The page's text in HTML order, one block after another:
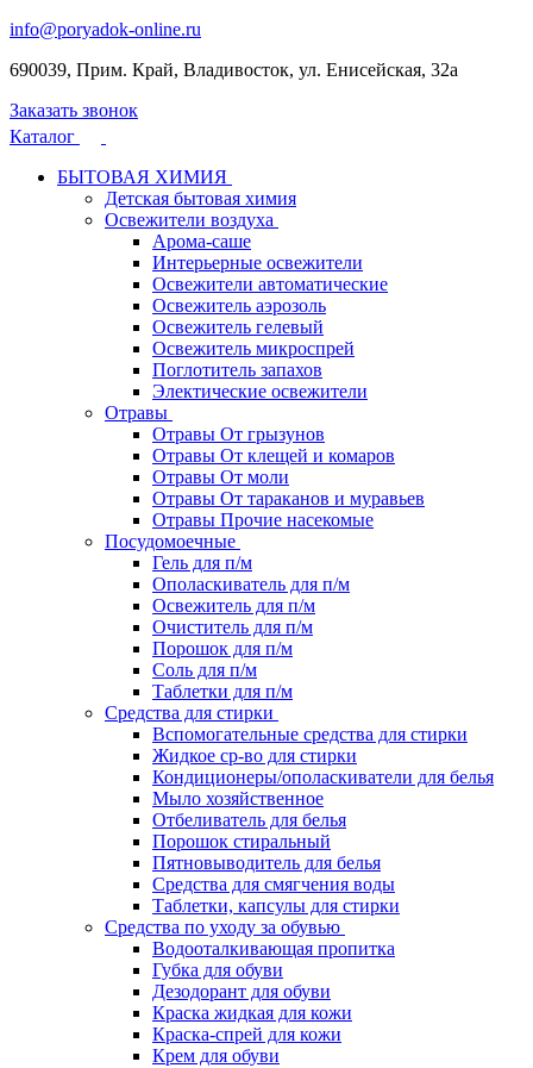
info@poryadok-online.ru
690039, Прим. Край, Владивосток, ул. Енисейская, 32а
Заказать звонок
Каталог
БЫТОВАЯ ХИМИЯ
Детская бытовая химия
Освежители воздуха
Арома-саше
Интерьерные освежители
Освежители автоматические
Освежитель аэрозоль
Освежитель гелевый
Освежитель микроспрей
Поглотитель запахов
Электические освежители
Отравы
Отравы От грызунов
Отравы От клещей и комаров
Отравы От моли
Отравы От тараканов и муравьев
Отравы Прочие насекомые
Посудомоечные
Гель для п/м
Ополаскиватель для п/м
Освежитель для п/м
Очиститель для п/м
Порошок для п/м
Соль для п/м
Таблетки для п/м
Средства для стирки
Вспомогательные средства для стирки
Жидкое ср-во для стирки
Кондиционеры/ополаскиватели для белья
Мыло хозяйственное
Отбеливатель для белья
Порошок стиральный
Пятновыводитель для белья
Средства для смягчения воды
Таблетки, капсулы для стирки
Средства по уходу за обувью
Водооталкивающая пропитка
Губка для обуви
Дезодорант для обуви
Краска жидкая для кожи
Краска-спрей для кожи
Крем для обуви